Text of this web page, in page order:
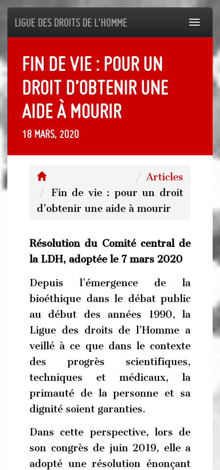
Ligue des droits de l'Homme
Fin de vie : pour un
droit d’obtenir une
aide à mourir
18 mars, 2020
Articles
Fin de vie : pour un droit
d’obtenir une aide à mourir
Résolution du Comité central de
la LDH, adoptée le 7 mars 2020
Depuis l’émergence de la
bioéthique dans le débat public
au début des années 1990, la
Ligue des droits de l’Homme a
veillé à ce que dans le contexte
des progrès scientifiques,
techniques et médicaux, la
primauté de la personne et sa
dignité soient garanties.
Dans cette perspective, lors de
son congrès de juin 2019, elle a
adopté une résolution énonçant